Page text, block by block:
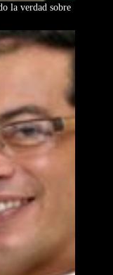
la verdad sobre